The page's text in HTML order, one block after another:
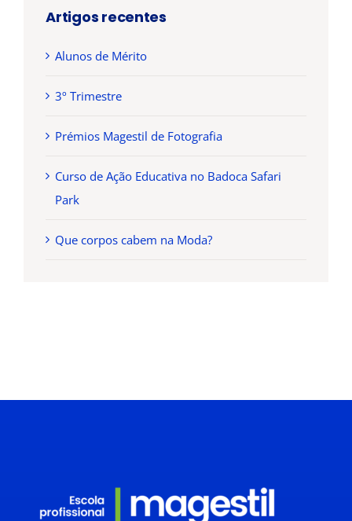
Artigos recentes
Alunos de Mérito
3º Trimestre
Prémios Magestil de Fotografia
Curso de Ação Educativa no Badoca Safari
Park
Que corpos cabem na Moda?
INSCRIÇÕES